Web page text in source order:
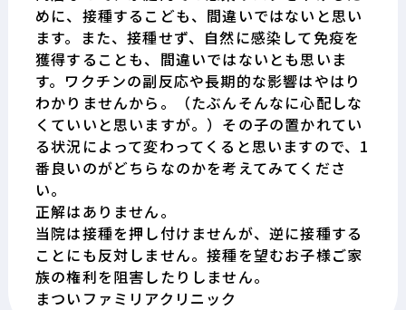
めに、接種するこども、間違いではないと思い
ます。また、接種せず、自然に感染して免疫を
獲得することも、間違いではないとも思いま
す。ワクチンの副反応や長期的な影響はやはり
わかりませんから。（たぶんそんなに心配しな
くていいと思いますが。）その子の置かれてい
る状況によって変わってくると思いますので、1
番良いのがどちらなのかを考えてみてくださ
い。
正解はありません。
当院は接種を押し付けませんが、逆に接種する
ことにも反対しません。接種を望むお子様ご家
族の権利を阻害したりしません。
まついファミリアクリニック